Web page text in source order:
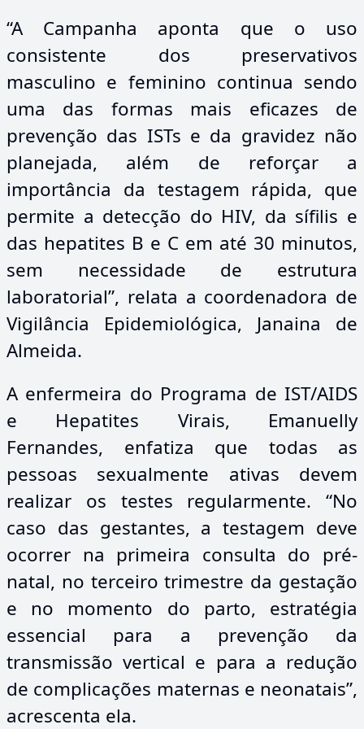
“A Campanha aponta que o uso
consistente dos preservativos
masculino e feminino continua sendo
uma das formas mais eficazes de
prevenção das ISTs e da gravidez não
planejada, além de reforçar a
importância da testagem rápida, que
permite a detecção do HIV, da sífilis e
das hepatites B e C em até 30 minutos,
sem necessidade de estrutura
laboratorial”, relata a coordenadora de
Vigilância Epidemiológica, Janaina de
Almeida.
A enfermeira do Programa de IST/AIDS
e Hepatites Virais, Emanuelly
Fernandes, enfatiza que todas as
pessoas sexualmente ativas devem
realizar os testes regularmente. “No
caso das gestantes, a testagem deve
ocorrer na primeira consulta do pré-
natal, no terceiro trimestre da gestação
e no momento do parto, estratégia
essencial para a prevenção da
transmissão vertical e para a redução
de complicações maternas e neonatais”,
acrescenta ela.